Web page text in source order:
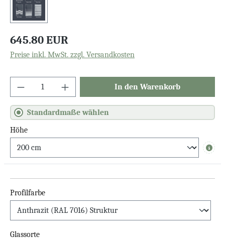
645.80 EUR
Preise inkl. MwSt. zzgl. Versandkosten
In den Warenkorb
Standardmaße wählen
Höhe
Info
Profilfarbe
Glassorte